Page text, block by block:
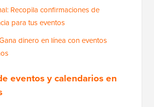
Recopila confirmaciones de
para tus eventos
dinero en línea con eventos
eventos y calendarios en